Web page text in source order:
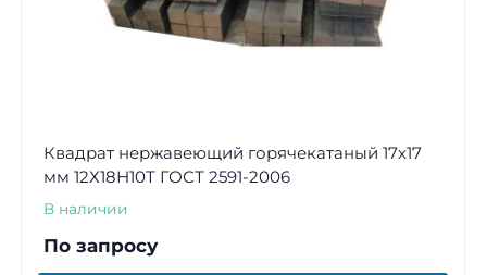
Квадрат нержавеющий горячекатаный 17х17
мм 12Х18Н10Т ГОСТ 2591-2006
В наличии
По запросу